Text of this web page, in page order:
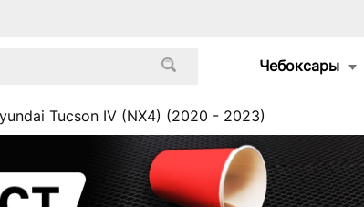
Чебоксары
Tucson IV (NX4) (2020 - 2023)